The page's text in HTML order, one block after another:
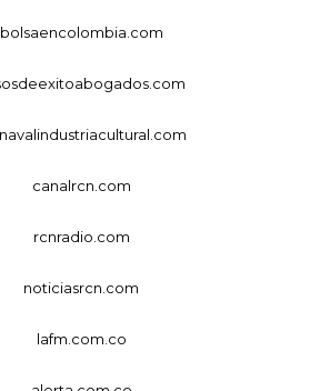
bolsaencolombia.com
canalrcn.com
rcnradio.com
noticiasrcn.com
lafm.com.co